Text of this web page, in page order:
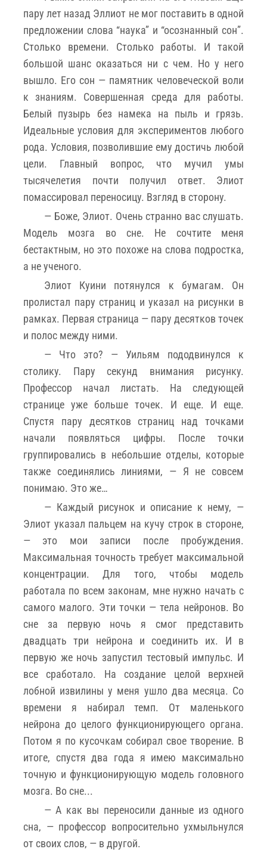
пару лет назад Эллиот не мог поставить в одной
предложении слова “наука” и “осознанный сон”.
Столько времени. Столько работы. И такой
большой шанс оказаться ни с чем. Но у него
вышло. Его сон — памятник человеческой воли
к знаниям. Совершенная среда для работы.
Белый пузырь без намека на пыль и грязь.
Идеальные условия для экспериментов любого
рода. Условия, позволившие ему достичь любой
цели. Главный вопрос, что мучил умы
тысячелетия почти получил ответ. Элиот
помассировал переносицу. Взгляд в сторону.
— Боже, Элиот. Очень странно вас слушать.
Модель мозга во сне. Не сочтите меня
бестактным, но это похоже на слова подростка,
а не ученого.
Элиот Куини потянулся к бумагам. Он
пролистал пару страниц и указал на рисунки в
рамках. Первая страница — пару десятков точек
и полос между ними.
— Что это? — Уильям пододвинулся к
столику. Пару секунд внимания рисунку.
Профессор начал листать. На следующей
странице уже больше точек. И еще. И еще.
Спустя пару десятков страниц над точками
начали появляться цифры. После точки
группировались в небольшие отделы, которые
также соединялись линиями, — Я не совсем
понимаю. Это же…
— Каждый рисунок и описание к нему, —
Элиот указал пальцем на кучу строк в стороне,
— это мои записи после пробуждения.
Максимальная точность требует максимальной
концентрации. Для того, чтобы модель
работала по всем законам, мне нужно начать с
самого малого. Эти точки — тела нейронов. Во
сне за первую ночь я смог представить
двадцать три нейрона и соединить их. И в
первую же ночь запустил тестовый импульс. И
все сработало. На создание целой верхней
лобной извилины у меня ушло два месяца. Со
времени я набирал темп. От маленького
нейрона до целого функционирующего органа.
Потом я по кусочкам собирал свое творение. В
итоге, спустя два года я имею максимально
точную и функционирующую модель головного
мозга. Во сне...
— А как вы переносили данные из одного
сна, — профессор вопросительно ухмыльнулся
от своих слов, — в другой.